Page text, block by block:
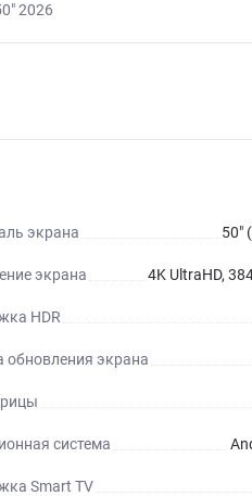
2026
экрана 50"
экрана 4K UltraHD,
HDR
обновления экрана
система
Smart TV